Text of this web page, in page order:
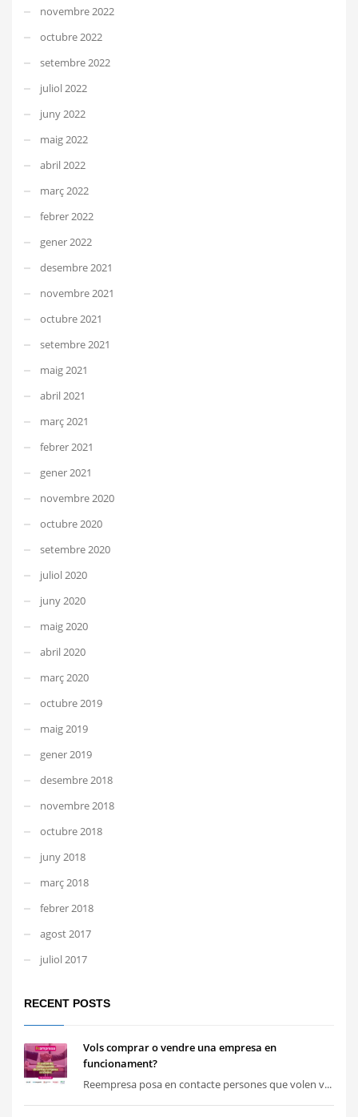
novembre 2022
octubre 2022
setembre 2022
juliol 2022
juny 2022
maig 2022
abril 2022
març 2022
febrer 2022
gener 2022
desembre 2021
novembre 2021
octubre 2021
setembre 2021
maig 2021
abril 2021
març 2021
febrer 2021
gener 2021
novembre 2020
octubre 2020
setembre 2020
juliol 2020
juny 2020
maig 2020
abril 2020
març 2020
octubre 2019
maig 2019
gener 2019
desembre 2018
novembre 2018
octubre 2018
juny 2018
març 2018
febrer 2018
agost 2017
juliol 2017
RECENT POSTS
Vols comprar o vendre una empresa en
funcionament?
Reempresa posa en contacte persones que volen v...